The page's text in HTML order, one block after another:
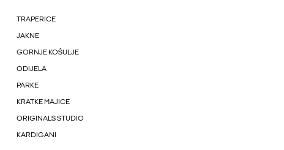
TRAPERICE
JAKNE
GORNJE KOŠULJE
ODIJELA
PARKE
KRATKE MAJICE
ORIGINALS STUDIO
KARDIGANI